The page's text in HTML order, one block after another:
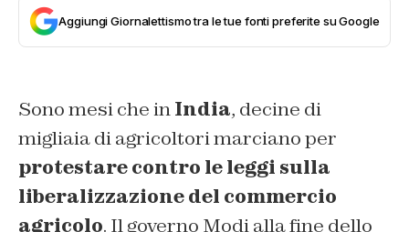
Aggiungi Giornalettismo tra le tue fonti preferite su Google
Sono mesi che inIndia, decine di
migliaia di agricoltori marciano per
protestare contro le leggi sulla
liberalizzazione del commercio
agricolo. Il governo Modi alla fine dello